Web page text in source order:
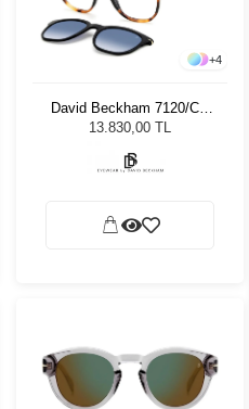
+4
David Beckham 7120/CS
WR751 Unisex Güneş
Gözlüğü
13.830,00 TL